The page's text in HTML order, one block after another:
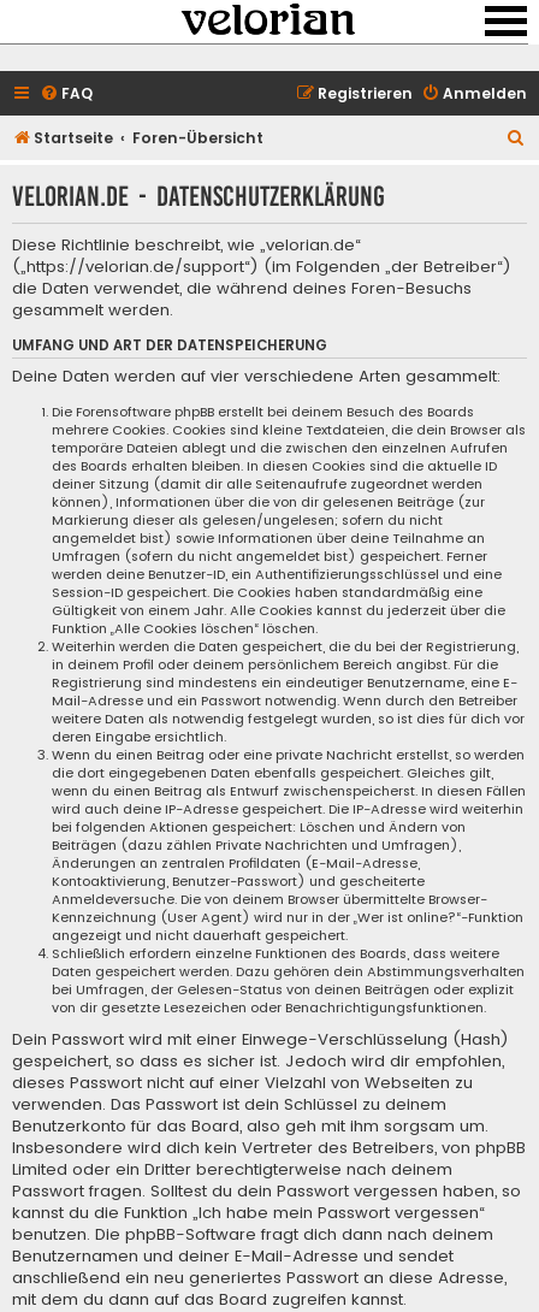
FAQ Anmelden
Registrieren
Startseite Foren-Übersicht
h
velorian.de - Datenschutzerklärung
Diese Richtlinie beschreibt, wie „velorian.de“
(„https://velorian.de/support“) (im Folgenden „der Betreiber“)
die Daten verwendet, die während deines Foren-Besuchs
gesammelt werden.
UMFANG UND ART DER DATENSPEICHERUNG
Deine Daten werden auf vier verschiedene Arten gesammelt:
Die Forensoftware phpBB erstellt bei deinem Besuch des Boards
mehrere Cookies. Cookies sind kleine Textdateien, die dein Browser als
temporäre Dateien ablegt und die zwischen den einzelnen Aufrufen
des Boards erhalten bleiben. In diesen Cookies sind die aktuelle ID
deiner Sitzung (damit dir alle Seitenaufrufe zugeordnet werden
können), Informationen über die von dir gelesenen Beiträge (zur
Markierung dieser als gelesen/ungelesen; sofern du nicht
angemeldet bist) sowie Informationen über deine Teilnahme an
Umfragen (sofern du nicht angemeldet bist) gespeichert. Ferner
werden deine Benutzer-ID, ein Authentifizierungsschlüssel und eine
Session-ID gespeichert. Die Cookies haben standardmäßig eine
Gültigkeit von einem Jahr. Alle Cookies kannst du jederzeit über die
Funktion „Alle Cookies löschen“ löschen.
Weiterhin werden die Daten gespeichert, die du bei der Registrierung,
in deinem Profil oder deinem persönlichem Bereich angibst. Für die
Registrierung sind mindestens ein eindeutiger Benutzername, eine E-
Mail-Adresse und ein Passwort notwendig. Wenn durch den Betreiber
weitere Daten als notwendig festgelegt wurden, so ist dies für dich vor
deren Eingabe ersichtlich.
Wenn du einen Beitrag oder eine private Nachricht erstellst, so werden
die dort eingegebenen Daten ebenfalls gespeichert. Gleiches gilt,
wenn du einen Beitrag als Entwurf zwischenspeicherst. In diesen Fällen
wird auch deine IP-Adresse gespeichert. Die IP-Adresse wird weiterhin
bei folgenden Aktionen gespeichert: Löschen und Ändern von
Beiträgen (dazu zählen Private Nachrichten und Umfragen),
Änderungen an zentralen Profildaten (E-Mail-Adresse,
Kontoaktivierung, Benutzer-Passwort) und gescheiterte
Anmeldeversuche. Die von deinem Browser übermittelte Browser-
Kennzeichnung (User Agent) wird nur in der „Wer ist online?“-Funktion
angezeigt und nicht dauerhaft gespeichert.
Schließlich erfordern einzelne Funktionen des Boards, dass weitere
Daten gespeichert werden. Dazu gehören dein Abstimmungsverhalten
bei Umfragen, der Gelesen-Status von deinen Beiträgen oder explizit
von dir gesetzte Lesezeichen oder Benachrichtigungsfunktionen.
Dein Passwort wird mit einer Einwege-Verschlüsselung (Hash)
gespeichert, so dass es sicher ist. Jedoch wird dir empfohlen,
dieses Passwort nicht auf einer Vielzahl von Webseiten zu
verwenden. Das Passwort ist dein Schlüssel zu deinem
Benutzerkonto für das Board, also geh mit ihm sorgsam um.
Insbesondere wird dich kein Vertreter des Betreibers, von phpBB
Limited oder ein Dritter berechtigterweise nach deinem
Passwort fragen. Solltest du dein Passwort vergessen haben, so
kannst du die Funktion „Ich habe mein Passwort vergessen“
benutzen. Die phpBB-Software fragt dich dann nach deinem
Benutzernamen und deiner E-Mail-Adresse und sendet
anschließend ein neu generiertes Passwort an diese Adresse,
mit dem du dann auf das Board zugreifen kannst.